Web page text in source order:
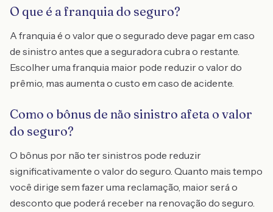
O que é a franquia do seguro?
A franquia é o valor que o segurado deve pagar em caso
de sinistro antes que a seguradora cubra o restante.
Escolher uma franquia maior pode reduzir o valor do
prêmio, mas aumenta o custo em caso de acidente.
Como o bônus de não sinistro afeta o valor
do seguro?
O bônus por não ter sinistros pode reduzir
significativamente o valor do seguro. Quanto mais tempo
você dirige sem fazer uma reclamação, maior será o
desconto que poderá receber na renovação do seguro.